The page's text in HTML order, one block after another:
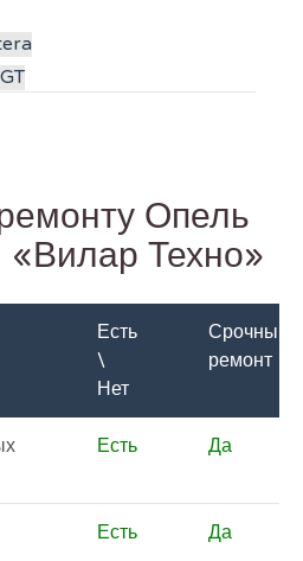
Опель
Техно»
Есть
\
Нет
Срочный
ремонт
Есть Да
Есть Да